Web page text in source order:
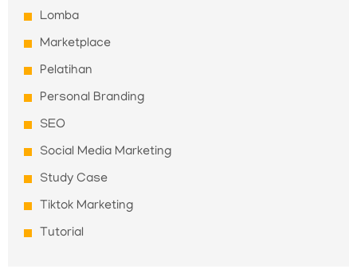
Lomba
Marketplace
Pelatihan
Personal Branding
SEO
Social Media Marketing
Study Case
Tiktok Marketing
Tutorial